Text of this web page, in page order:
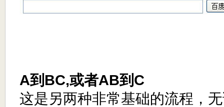
A到BC,或者AB到C
这是另两种非常基础的流程，